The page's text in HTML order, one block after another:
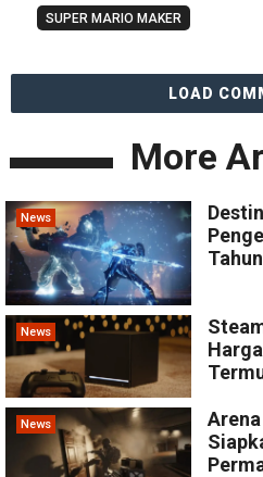
SUPER MARIO MAKER
LOAD
More
News
News
News